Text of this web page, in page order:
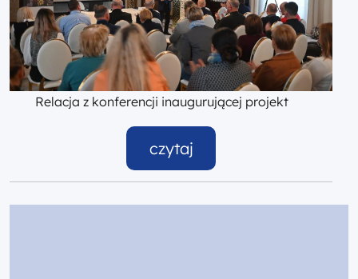
Relacja z konferencji inaugurującej projekt
czytaj